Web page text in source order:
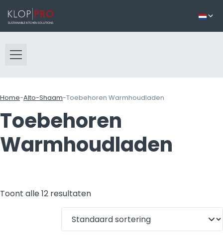
Home-Alto-Shaam-Toebehoren Warmhoudladen
Toebehoren
Warmhoudladen
Toont alle 12 resultaten